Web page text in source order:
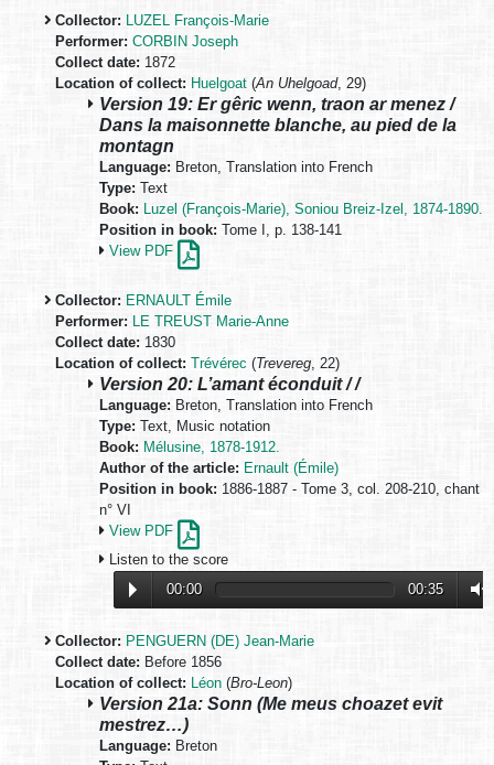
Collector: LUZEL François-Marie
Performer: CORBIN Joseph
Collect date: 1872
Location of collect: Huelgoat (An Uhelgoad, 29)
Version 19: Er gêric wenn, traon ar menez /
Dans la maisonnette blanche, au pied de la
montagn
Language: Breton, Translation into French
Type: Text
Book: Luzel (François-Marie), Soniou Breiz-Izel, 1874-1890.
Position in book: Tome I, p. 138-141
View PDF
Collector: ERNAULT Émile
Performer: LE TREUST Marie-Anne
Collect date: 1830
Location of collect: Trévérec (Trevereg, 22)
Version 20: L’amant éconduit / /
Language: Breton, Translation into French
Type: Text, Music notation
Book: Mélusine, 1878-1912.
Author of the article: Ernault (Émile)
Position in book: 1886-1887 - Tome 3, col. 208-210, chant
n° VI
View PDF
Listen to the score
00:00
00:35
Collector: PENGUERN (DE) Jean-Marie
Collect date: Before 1856
Location of collect: Léon (Bro-Leon)
Version 21a: Sonn (Me meus choazet evit
mestrez…)
Language: Breton